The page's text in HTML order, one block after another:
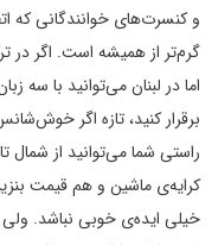
و کنسرت‌های خوانندگانی که
گرم‌تر از همیشه است. اگر در
اما در لبنان می‌توانید با سه
برقرار کنید، تازه اگر
راستی شما می‌توانید از شمال
کرایه‌ی ماشین و هم قیمت
خیلی ایده‌ی خوبی نباشد. ولی